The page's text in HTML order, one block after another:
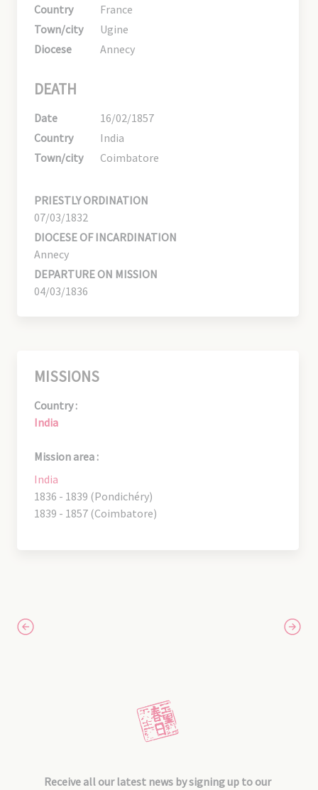
Country
France
Town/city
Ugine
Diocese
Annecy
DEATH
Date
16/02/1857
Country
India
Town/city
Coimbatore
PRIESTLY ORDINATION
07/03/1832
DIOCESE OF INCARDINATION
Annecy
DEPARTURE ON MISSION
04/03/1836
MISSIONS
Country :
India
Mission area :
India
1836 - 1839 (Pondichéry)
1839 - 1857 (Coimbatore)
Receive all our latest news by signing up to our